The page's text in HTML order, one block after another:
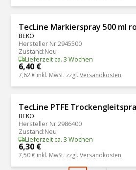
TecLine Markierspray 500 ml
BEKO
Hersteller Nr.2945500
Zustand:Neu
Lieferzeit ca. 3 Wochen
6,40 €
7,62 € inkl. MwSt. zzgl.Versandkosten
TecLine PTFE
BEKO
Hersteller Nr.2986400
Zustand:Neu
Lieferzeit ca. 3 Wochen
6,30 €
7,50 € inkl. MwSt. zzgl.Versandkosten